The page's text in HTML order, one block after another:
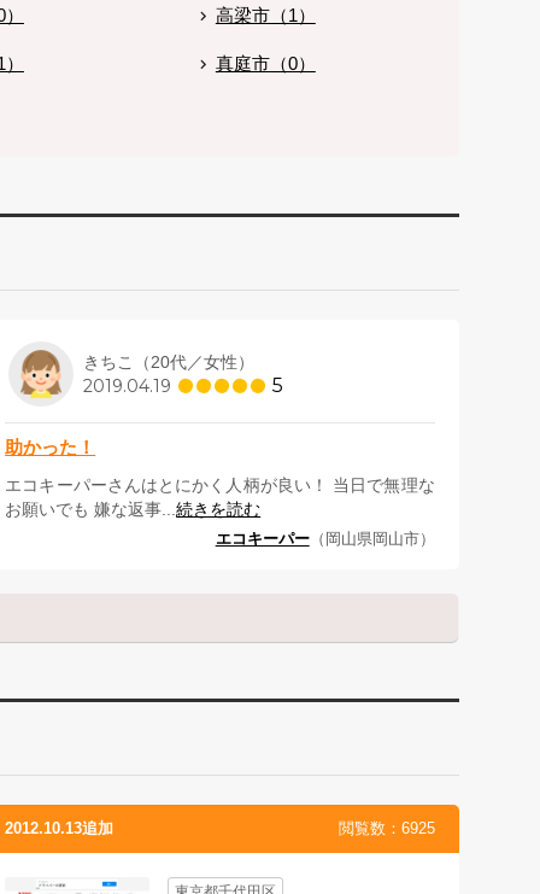
高梁市（1）
真庭市（0）
きちこ（20代／女性）
2019.04.19 5
助かった！
エコキーパーさんはとにかく人柄が良い！ 当日で無理な
お願いでも 嫌な返事...続きを読む
エコキーパー（岡山県岡山市）
2012.10.13追加 閲覧数：6925